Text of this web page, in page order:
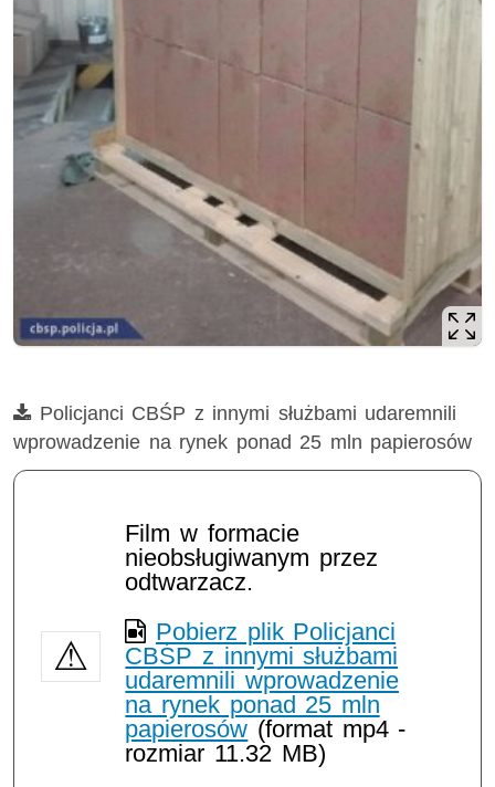
Film
Policjanci CBŚP z innymi służbami udaremnili
wprowadzenie na rynek ponad 25 mln papierosów
Film w formacie
nieobsługiwanym przez
odtwarzacz.
Pobierz plik Policjanci
CBŚP z innymi służbami
udaremnili wprowadzenie
na rynek ponad 25 mln
papierosów (format mp4 -
rozmiar 11.32 MB)